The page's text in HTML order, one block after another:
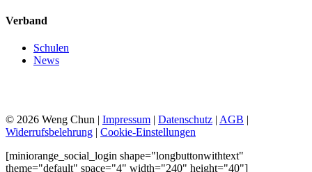
Verband
Schulen
News
© 2026 Weng Chun | Impressum | Datenschutz | AGB |
Widerrufsbelehrung | Cookie-Einstellungen
[miniorange_social_login shape="longbuttonwithtext"
theme="default" space="4" width="240" height="40"]